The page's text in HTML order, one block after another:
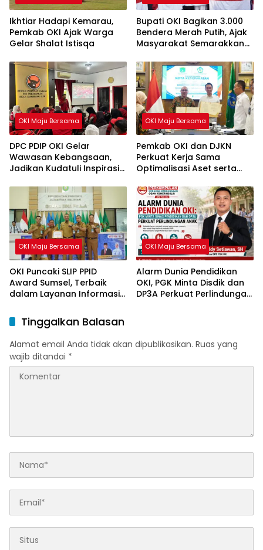
Ikhtiar Hadapi Kemarau,
Pemkab OKI Ajak Warga
Gelar Shalat Istisqa
Bupati OKI Bagikan 3.000
Bendera Merah Putih, Ajak
Masyarakat Semarakkan
OKI Maju Bersama
DPC PDIP OKI Gelar
Wawasan Kebangsaan,
Jadikan Kudatuli Inspirasi
OKI Maju Bersama
Pemkab OKI dan DJKN
Perkuat Kerja Sama
Optimalisasi Aset serta
OKI Maju Bersama
OKI Puncaki SLIP PPID
Award Sumsel, Terbaik
dalam Layanan Informasi
OKI Maju Bersama
Alarm Dunia Pendidikan
OKI, PGK Minta Disdik dan
DP3A Perkuat Perlindungan
Tinggalkan Balasan
Alamat email Anda tidak akan dipublikasikan. Ruas yang
wajib ditandai *